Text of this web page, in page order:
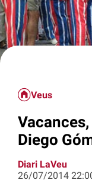
Veus
Diego
Diari LaVeu
26/07/2014